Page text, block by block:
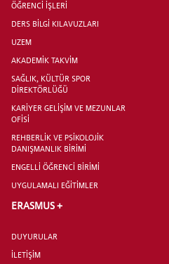
ÖĞRENCİ İŞLERİ
DERS BİLGİ KILAVUZLARI
UZEM
AKADEMİK TAKVİM
SAĞLIK, KÜLTÜR SPOR
DİREKTÖRLÜĞÜ
KARİYER GELİŞİM VE MEZUNLAR
OFİSİ
REHBERLİK VE PSİKOLOJİK
DANIŞMANLIK BİRİMİ
ENGELLİ ÖĞRENCİ BİRİMİ
UYGULAMALI EĞİTİMLER
ERASMUS +
DUYURULAR
İLETİŞİM